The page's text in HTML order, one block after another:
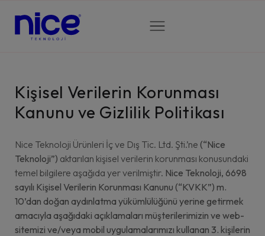
Kişisel Verilerin Korunması
Kanunu ve Gizlilik Politikası
Nice Teknoloji Ürünleri İç ve Dış Tic. Ltd. Şti.’ne (“Nice
Teknoloji”) aktarılan kişisel verilerin korunması konusundaki
temel bilgilere aşağıda yer verilmiştir. Nice Teknoloji, 6698
sayılı Kişisel Verilerin Korunması Kanunu (“KVKK”) m.
10’dan doğan aydınlatma yükümlülüğünü yerine getirmek
amacıyla aşağıdaki açıklamaları müşterilerimizin ve web-
sitemizi ve/veya mobil uygulamalarımızı kullanan 3. kişilerin